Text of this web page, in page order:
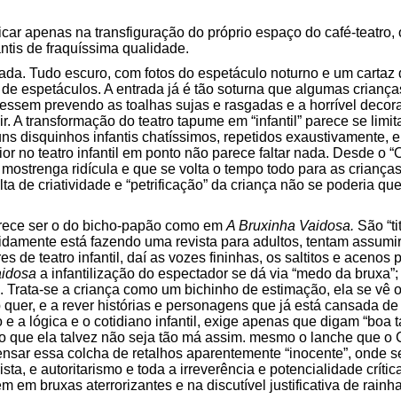
apenas na transfiguração do próprio espaço do café-teatro,
de fraquíssima qualidade.
Tudo escuro, com fotos do espetáculo noturno e um cartaz
espetáculos. A entrada já é tão soturna que algumas
prevendo as toalhas sujas e rasgadas e a horrível
transformação do teatro tapume em “infantil” parece se
disquinhos infantis chatíssimos, repetidos exaustivamente,
no teatro infantil em ponto não parece faltar nada. Desde o
ridícula e que se volta o tempo todo para as
de criatividade e “petrificação” da criança não se poderia
ser o do bicho-papão como em A Bruxinha Vaidosa. São
está fazendo uma revista para adultos, tentam
de teatro infantil, daí as vozes fininhas, os saltitos e acenos
a infantilização do espectador se dá via “medo da bruxa”;
Trata-se a criança como um bichinho de estimação, ela se vê
e a rever histórias e personagens que já está cansada de
a lógica e o cotidiano infantil, exige apenas que digam “boa
ela talvez não seja tão má assim. mesmo o lanche que o
essa colcha de retalhos aparentemente “inocente”, onde
e autoritarismo e toda a irreverência e potencialidade
em bruxas aterrorizantes e na discutível justificativa de